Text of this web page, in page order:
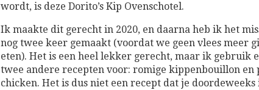
wordt, is deze Dorito’s Kip Ovenschotel.
Ik maakte dit gerecht in 2020, en daarna heb ik het
nog twee keer gemaakt (voordat we geen vlees meer
eten). Het is een heel lekker gerecht, maar ik gebruik
twee andere recepten voor: romige kippenbouillon en
chicken. Het is dus niet een recept dat je doordeweeks